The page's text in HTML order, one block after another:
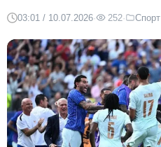
03:01 / 10.07.2026· 252· Спорт